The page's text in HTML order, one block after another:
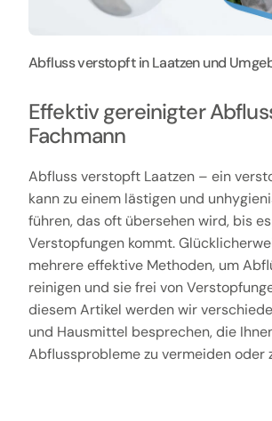
Abfluss verstopft in Laatzen und
Effektiv gereinigter
Fachmann
Abfluss verstopft Laatzen – ein
kann zu einem lästigen und
führen, das oft übersehen wird, bis
Verstopfungen kommt.
mehrere effektive Methoden, um
reinigen und sie frei von
diesem Artikel werden wir
und Hausmittel besprechen, die
Abflussprobleme zu vermeiden oder